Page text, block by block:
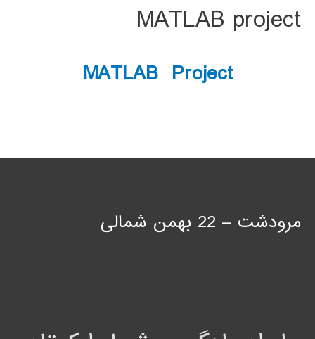
MATLAB project
MATLAB Project
مرودشت – 22 بهمن شمالی